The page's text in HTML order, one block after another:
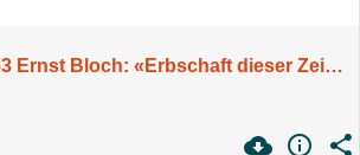
tl;dr #63 Ernst Bloch: «Erbschaft dieser Zeit» | Mit Jan Rehmann